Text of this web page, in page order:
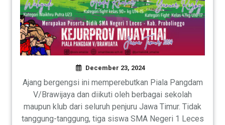
December 23, 2024
Ajang bergengsi ini memperebutkan Piala Pangdam
V/Brawijaya dan diikuti oleh berbagai sekolah
maupun klub dari seluruh penjuru Jawa Timur. Tidak
tanggung-tanggung, tiga siswa SMA Negeri 1 Leces